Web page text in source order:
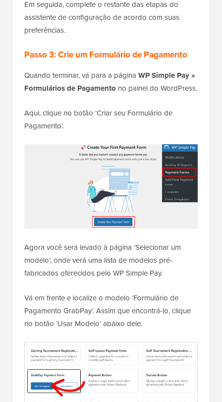
Em seguida, complete o restante das etapas do
assistente de configuração de acordo com suas
preferências.
Passo 3: Crie um Formulário de Pagamento
Quando terminar, vá para a página WP Simple Pay »
Formulários de Pagamento no painel do WordPress.
Aqui, clique no botão ‘Criar seu Formulário de
Pagamento’.
Agora você será levado à página ‘Selecionar um
modelo’, onde verá uma lista de modelos pré-
fabricados oferecidos pelo WP Simple Pay.
Vá em frente e localize o modelo ‘Formulário de
Pagamento GrabPay’. Assim que encontrá-lo, clique
no botão ‘Usar Modelo’ abaixo dele.